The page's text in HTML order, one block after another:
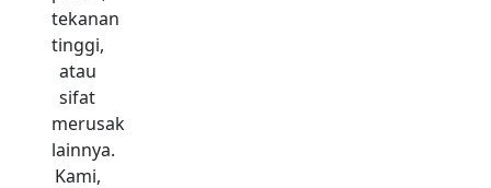
tekanan
tinggi,
atau
sifat
merusak
lainnya.
Kami,